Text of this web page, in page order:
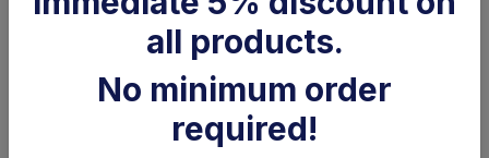
all products.
No minimum order
required!